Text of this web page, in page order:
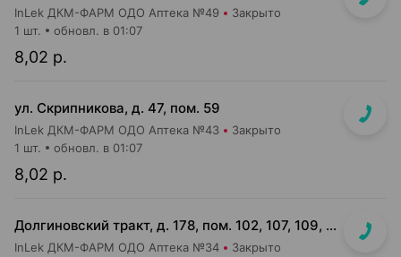
InLek ДКМ-ФАРМ ОДО Аптека №49 Закрыто
8,02 р.
1 шт. обновл. в 01:07
ул. Скрипникова, д. 47, пом. 59
InLek ДКМ-ФАРМ ОДО Аптека №43 Закрыто
8,02 р.
1 шт. обновл. в 01:07
Долгиновский тракт, д. 178, пом. 102, 107, 109, 112, 114 (ТЦ "ALL")
InLek ДКМ-ФАРМ ОДО Аптека №34 Закрыто